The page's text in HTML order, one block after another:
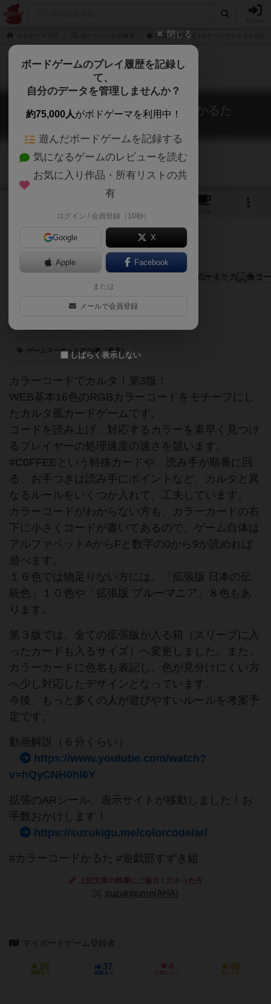
COLOR CODE (カラーコードかるた)の通
カラーコード / カラーコードかるた
COLOR CODE
カフェ
ゲームマーケット2016春（東京）
カラーコードでカルタ！第3版！
WEB基本16色のRGBカラーコードをモチーフにし
たカルタ風カードゲームです。
コードを読み上げ、対応するカラーを素早く見つけ
るプレイヤーの処理速度の速さを競います。
#C0FFEEという特殊カードや、読み手が順番に回
る、お手つきは読み手にポイントなど、カルタと異
なるルールをいくつか入れて、工夫しています。
カラーコードがわからない方も、カラーカードの右
下に小さくコードが書いてあるので、ゲーム自体は
アルファベットAからFと数字の0から9が読めれば
遊べます。
１６色では物足りない方には、「拡張版 日本の伝
統色」１０色や「拡張版 ブルーマニア」８色もあ
ります。
第３版では、全ての拡張版が入る箱（スリーブに入
ったカードも入るサイズ）へ変更しました。また、
カラーカードに色名も表記し、色が見分けにくい方
へ少し対応したデザインとなっています。
今後、もっと多くの人が遊びやすいルールを考案予
定です。
動画解説（６分くらい）
https://www.youtube.com/watch?
v=hQyCNH0hI6Y
拡張のARシール、表示サイトが移動しました！お
手数おかけします！
https://suzukigu.me/colorcode/ar/
#カラーコードかるた #遊戯部すずき組
上記文章の執筆にご協力くださった方
suzukigume(AHA)
マイボードゲーム登録者
25
興味あり
37
経験あり
4
お気に入り
46
持ってる
閉じる
ボードゲームのプレイ履歴を記録し
て、
自分のデータを管理しませんか？
約75,000人がボドゲーマを利用中！
遊んだボードゲームを記録する
気になるゲームのレビューを読む
お気に入り作品・所有リストの共
有
ログイン / 会員登録（10秒）
Google X
Apple Facebook
または
メールで会員登録
しばらく表示しない